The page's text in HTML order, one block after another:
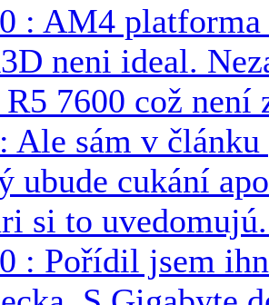
: AM4 platforma
neni ideal.
7600 což není
Ale sám v
ubude cukání
si to
: Pořídil jsem